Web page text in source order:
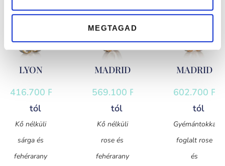
MEGTAGAD
LYON
416.700 Ft
tól
Kő nélküli
sárga és
fehérarany
MADRID
569.100 Ft
tól
Kő nélküli
rose és
fehérarany
MADRID
602.700 Ft
tól
Gyémántokkal
foglalt rose
és